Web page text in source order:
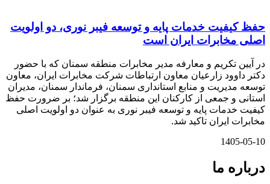
حفظ کیفیت خدمات پایه و توسعه فیبر نوری، دو اولویت
اصلی مخابرات ایران است
در آیین تکریم و معارفه مدیر مخابرات منطقه سمنان که با حضور
دکتر داوود زارعیان معاون ارتباطات شرکت مخابرات ایران، معاون
توسعه مدیریت و منابع استانداری سمنان، فرماندار سمنان، مدیران
استانی و جمعی از کارکنان این منطقه برگزار شد؛ بر ضرورت حفظ
کیفیت خدمات پایه و توسعه فیبر نوری به عنوان دو اولویت اصلی
مخابرات ایران تاکید شد.
1405-05-10
درباره ما